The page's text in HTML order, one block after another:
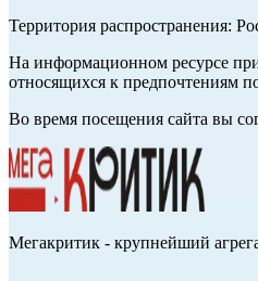
Территория распространения:
На информационном ресурсе
относящихся к предпочтениям
Во время посещения сайта вы
Мегакритик - крупнейший